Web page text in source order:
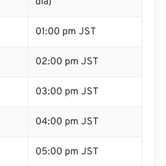
01:00 pm JST
02:00 pm JST
03:00 pm JST
04:00 pm JST
05:00 pm JST